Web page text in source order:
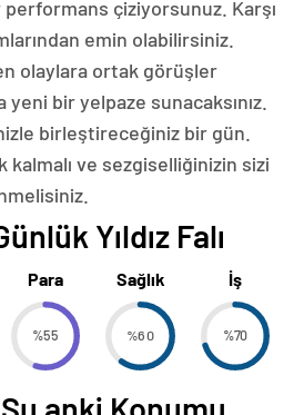
çiziyorsunuz. Karşı
emin olabilirsiniz.
olaylara ortak görüşler
bir yelpaze sunacaksınız.
birleştireceğiniz bir gün.
ve sezgiselliğinizin sizi
Yıldız Falı
Para
%55
Sağlık
%60
İş
%70